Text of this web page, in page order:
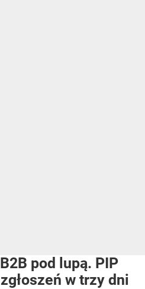
pod lupą. PIP
w trzy dni